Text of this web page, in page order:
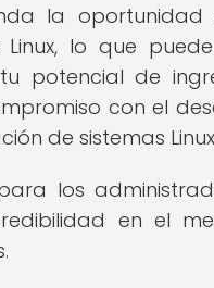
la
lo que
potencial de
con el
de sistemas
los
en el